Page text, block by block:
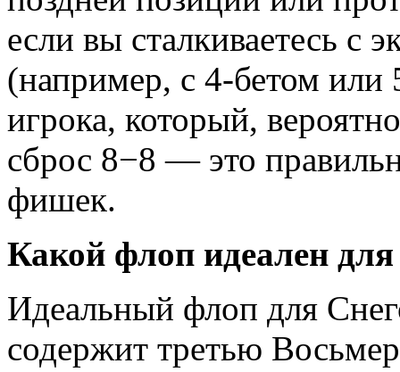
если вы сталкиваетесь с
(например, с 4-бетом или
игрока, который,
сброс 8−8 — это
фишек.
Какой флоп идеален
Идеальный флоп для
содержит третью